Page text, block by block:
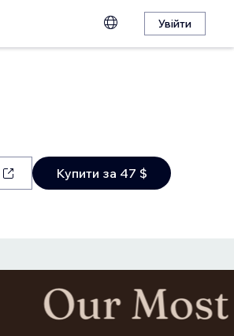
Увійти
Купити за 47 $